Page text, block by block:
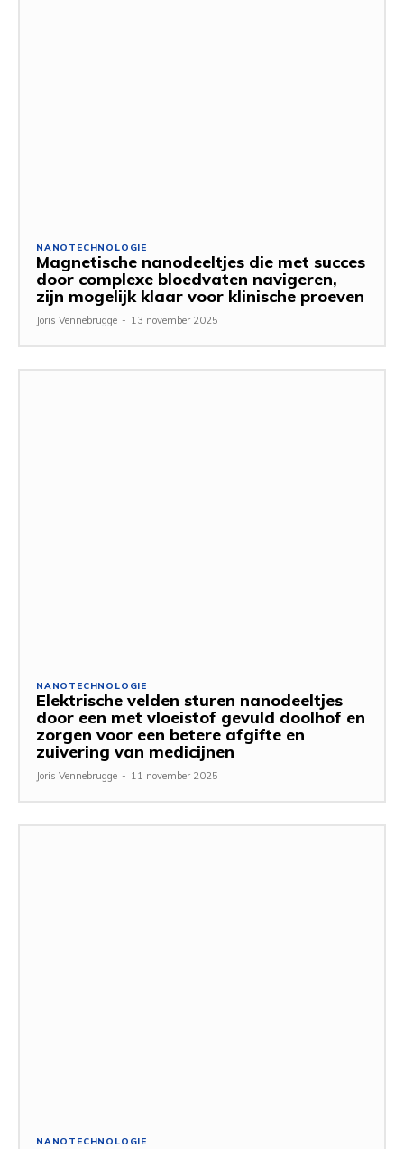
NANOTECHNOLOGIE
Magnetische nanodeeltjes die met succes
door complexe bloedvaten navigeren,
zijn mogelijk klaar voor klinische proeven
Joris Vennebrugge - 13 november 2025
NANOTECHNOLOGIE
Elektrische velden sturen nanodeeltjes
door een met vloeistof gevuld doolhof en
zorgen voor een betere afgifte en
zuivering van medicijnen
Joris Vennebrugge - 11 november 2025
NANOTECHNOLOGIE